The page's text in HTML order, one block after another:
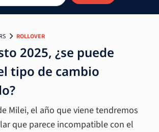
ROLLOVER
2025, ¿se puede
tipo de cambio
Milei, el año que viene tendremos
que parece incompatible con el